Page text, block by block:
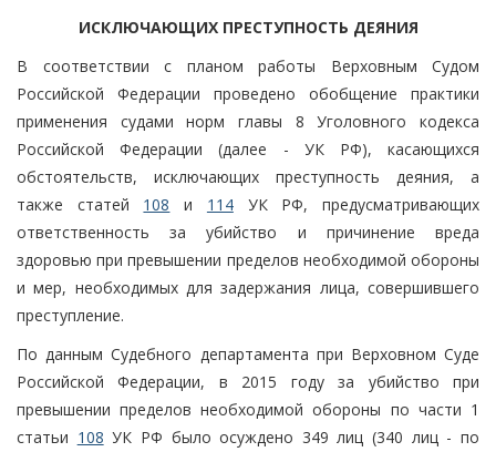
ИСКЛЮЧАЮЩИХ ПРЕСТУПНОСТЬ ДЕЯНИЯ
В соответствии с планом работы Верховным Судом
Российской Федерации проведено обобщение практики
применения судами норм главы 8 Уголовного кодекса
Российской Федерации (далее - УК РФ), касающихся
обстоятельств, исключающих преступность деяния, а
также статей 108 и 114УК РФ, предусматривающих
ответственность за убийство и причинение вреда
здоровью при превышении пределов необходимой обороны
и мер, необходимых для задержания лица, совершившего
преступление.
По данным Судебного департамента при Верховном Суде
Российской Федерации, в 2015 году за убийство при
превышении пределов необходимой обороны по части 1
статьи 108 УК РФ было осуждено 349 лиц (340 лиц - по